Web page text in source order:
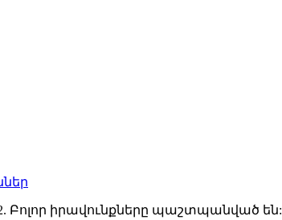
Բոլոր իրավունքները պաշտպանված են: